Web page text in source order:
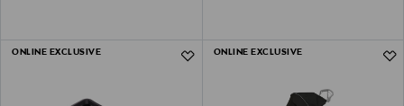
ONLINE EXCLUSIVE ONLINE EXCLUSIVE